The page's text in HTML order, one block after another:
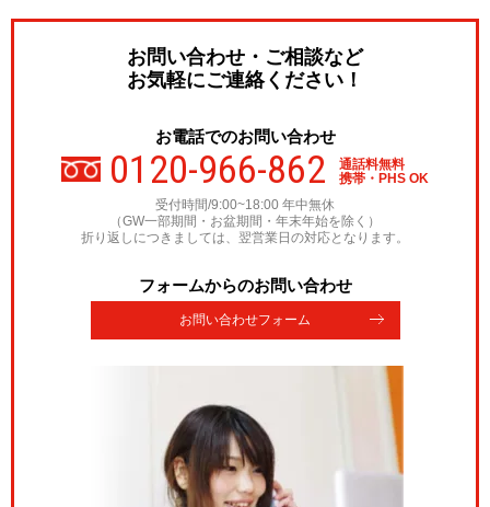
お問い合わせ・ご相談など
お気軽にご連絡ください！
お電話でのお問い合わせ
0120-966-862
通話料無料
携帯・PHS OK
受付時間/9:00~18:00 年中無休
（GW一部期間・お盆期間・年末年始を除く）
折り返しにつきましては、翌営業日の対応となります。
フォームからのお問い合わせ
お問い合わせフォーム